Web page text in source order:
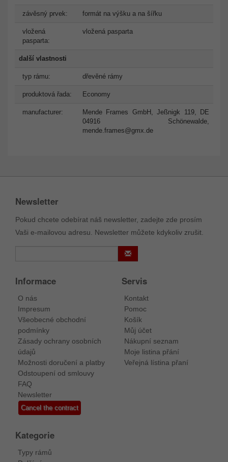
závěsný prvek: formát na výšku a na šířku
vložená
pasparta:
vložená pasparta
další vlastnosti
typ rámu: dřevěné rámy
produktová řada: Economy
manufacturer:
Mende Frames GmbH, Jeßnigk 119, DE
04916 Schönewalde,
mende.frames@gmx.de
Newsletter
Pokud chcete odebírat náš newsletter, zadejte zde prosím
Vaši e-mailovou adresu. Newsletter můžete kdykoliv zrušit.
Informace
O nás
Impresum
Všeobecné obchodní
podmínky
Zásady ochrany osobních
údajů
Možnosti doručení a platby
Odstoupení od smlouvy
FAQ
Newsletter
Cancel the contract
Servis
Kontakt
Pomoc
Košík
Můj účet
Nákupní seznam
Moje listina přání
Veřejná lístina přaní
Kategorie
Typy rámů